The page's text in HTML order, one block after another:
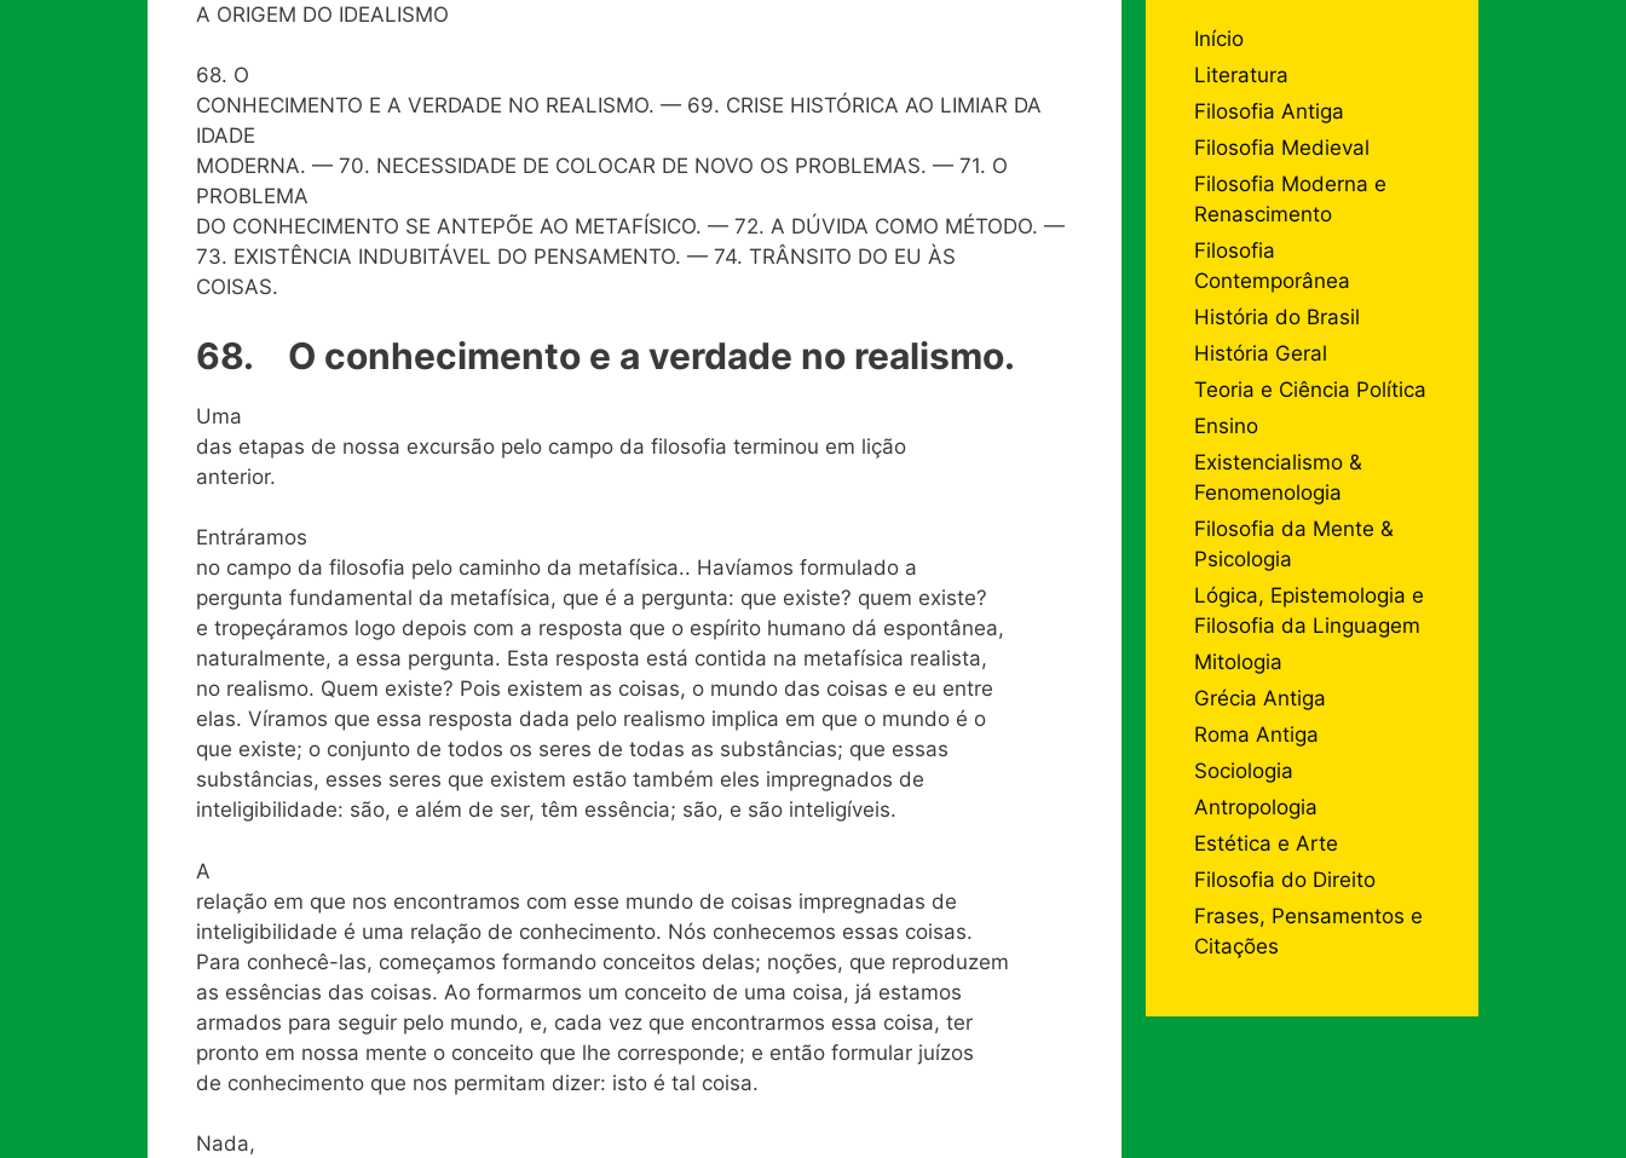
A ORIGEM DO IDEALISMO
68. O
CONHECIMENTO E A VERDADE NO REALISMO. — 69. CRISE HISTÓRICA AO LIMIAR DA
IDADE
MODERNA. — 70. NECESSIDADE DE COLOCAR DE NOVO OS PROBLEMAS. — 71. O
PROBLEMA
DO CONHECIMENTO SE ANTEPÕE AO METAFÍSICO. — 72. A DÚVIDA COMO MÉTODO. —
73. EXISTÊNCIA INDUBITÁVEL DO PENSAMENTO. — 74. TRÂNSITO DO EU ÀS
COISAS.
68. O conhecimento e a verdade no realismo.
Uma
das etapas de nossa excursão pelo campo da filosofia terminou em lição
anterior.
Entráramos
no campo da filosofia pelo caminho da metafísica.. Havíamos formulado a
pergunta fundamental da metafísica, que é a pergunta: que existe? quem existe?
e tropeçáramos logo depois com a resposta que o espírito humano dá espontânea,
naturalmente, a essa pergunta. Esta resposta está contida na metafísica realista,
no realismo. Quem existe? Pois existem as coisas, o mundo das coisas e eu entre
elas. Víramos que essa resposta dada pelo realismo implica em que o mundo é o
que existe; o conjunto de todos os seres de todas as substâncias; que essas
substâncias, esses seres que existem estão também eles impregnados de
inteligibilidade: são, e além de ser, têm essência; são, e são inteligíveis.
A
relação em que nos encontramos com esse mundo de coisas impregnadas de
inteligibilidade é uma relação de conhecimento. Nós conhecemos essas coisas.
Para conhecê-las, começamos formando conceitos delas; noções, que reproduzem
as essências das coisas. Ao formarmos um conceito de uma coisa, já estamos
armados para seguir pelo mundo, e, cada vez que encontrarmos essa coisa, ter
pronto em nossa mente o conceito que lhe corresponde; e então formular juízos
de conhecimento que nos permitam dizer: isto é tal coisa.
Nada,
Início
Literatura
Filosofia Antiga
Filosofia Medieval
Filosofia Moderna e
Renascimento
Filosofia
Contemporânea
História do Brasil
História Geral
Teoria e Ciência Política
Ensino
Existencialismo &
Fenomenologia
Filosofia da Mente &
Psicologia
Lógica, Epistemologia e
Filosofia da Linguagem
Mitologia
Grécia Antiga
Roma Antiga
Sociologia
Antropologia
Estética e Arte
Filosofia do Direito
Frases, Pensamentos e
Citações